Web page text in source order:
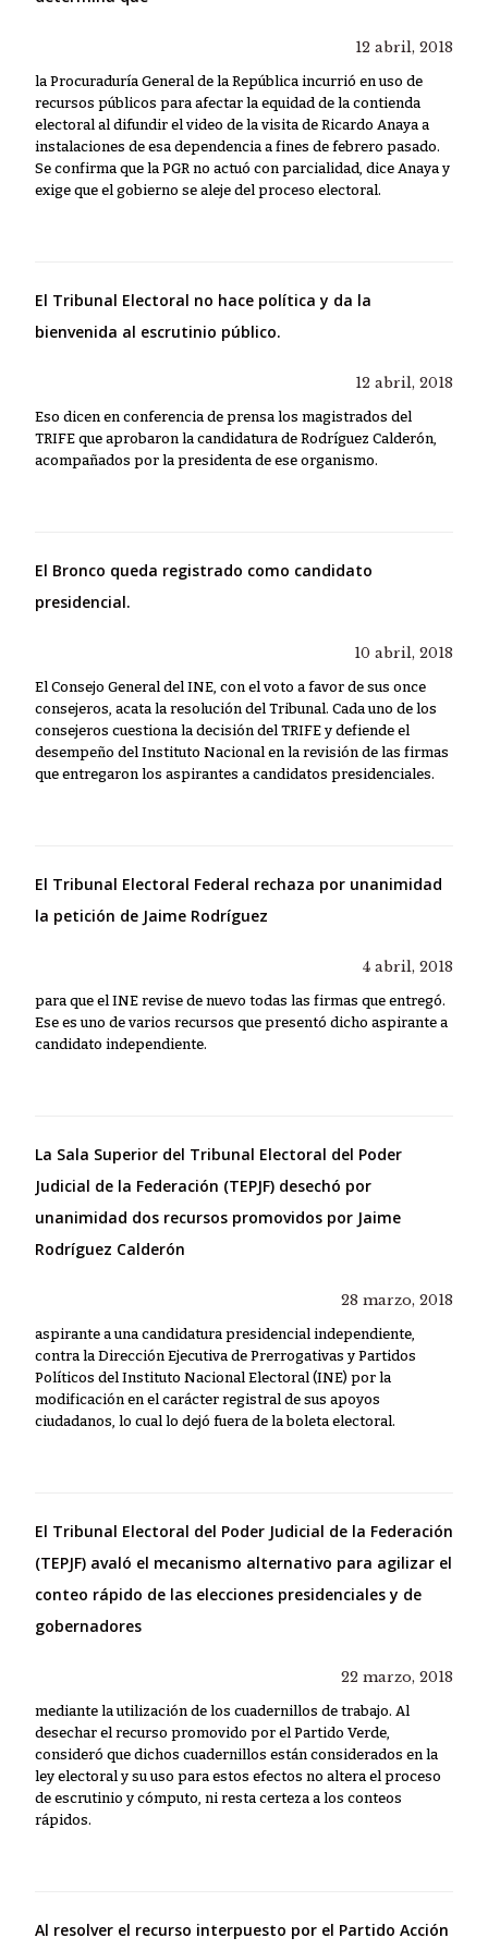
12 abril, 2018
la Procuraduría General de la República incurrió en uso de
recursos públicos para afectar la equidad de la contienda
electoral al difundir el video de la visita de Ricardo Anaya a
instalaciones de esa dependencia a fines de febrero pasado.
Se confirma que la PGR no actuó con parcialidad, dice Anaya y
exige que el gobierno se aleje del proceso electoral.
El Tribunal Electoral no hace política y da la
bienvenida al escrutinio público.
12 abril, 2018
Eso dicen en conferencia de prensa los magistrados del
TRIFE que aprobaron la candidatura de Rodríguez Calderón,
acompañados por la presidenta de ese organismo.
El Bronco queda registrado como candidato
presidencial.
10 abril, 2018
El Consejo General del INE, con el voto a favor de sus once
consejeros, acata la resolución del Tribunal. Cada uno de los
consejeros cuestiona la decisión del TRIFE y defiende el
desempeño del Instituto Nacional en la revisión de las firmas
que entregaron los aspirantes a candidatos presidenciales.
El Tribunal Electoral Federal rechaza por unanimidad
la petición de Jaime Rodríguez
4 abril, 2018
para que el INE revise de nuevo todas las firmas que entregó.
Ese es uno de varios recursos que presentó dicho aspirante a
candidato independiente.
La Sala Superior del Tribunal Electoral del Poder
Judicial de la Federación (TEPJF) desechó por
unanimidad dos recursos promovidos por Jaime
Rodríguez Calderón
28 marzo, 2018
aspirante a una candidatura presidencial independiente,
contra la Dirección Ejecutiva de Prerrogativas y Partidos
Políticos del Instituto Nacional Electoral (INE) por la
modificación en el carácter registral de sus apoyos
ciudadanos, lo cual lo dejó fuera de la boleta electoral.
El Tribunal Electoral del Poder Judicial de la Federación
(TEPJF) avaló el mecanismo alternativo para agilizar el
conteo rápido de las elecciones presidenciales y de
gobernadores
22 marzo, 2018
mediante la utilización de los cuadernillos de trabajo. Al
desechar el recurso promovido por el Partido Verde,
consideró que dichos cuadernillos están considerados en la
ley electoral y su uso para estos efectos no altera el proceso
de escrutinio y cómputo, ni resta certeza a los conteos
rápidos.
Al resolver el recurso interpuesto por el Partido Acción